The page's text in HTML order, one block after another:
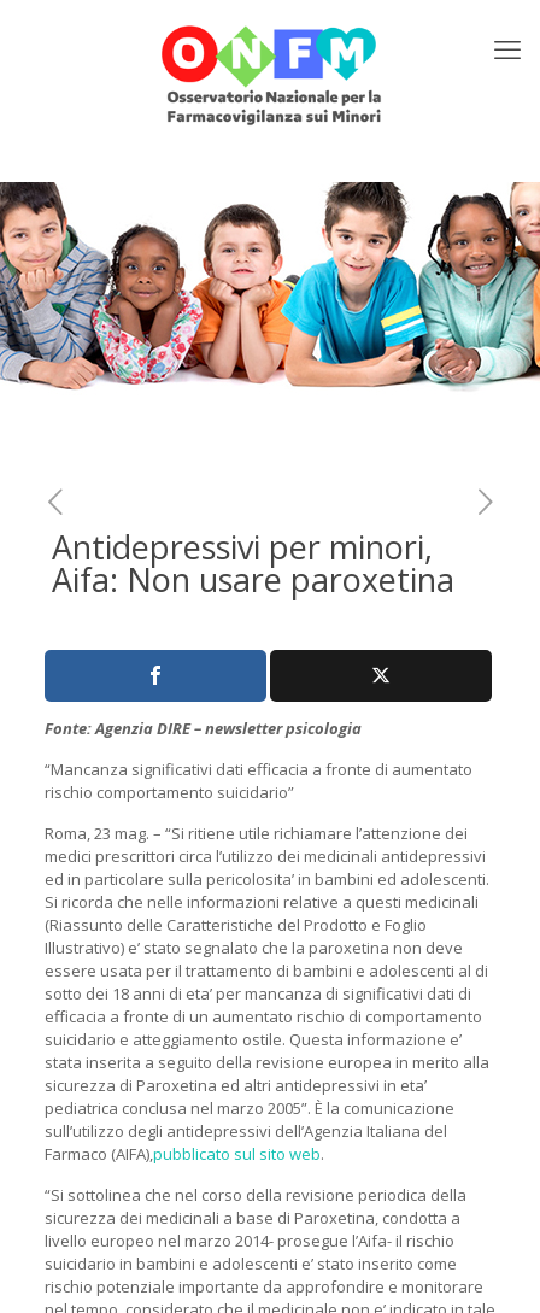
Antidepressivi per minori,
Aifa: Non usare paroxetina
Fonte: Agenzia DIRE – newsletter psicologia
“Mancanza significativi dati efficacia a fronte di aumentato
rischio comportamento suicidario”
Roma, 23 mag. – “Si ritiene utile richiamare l’attenzione dei
medici prescrittori circa l’utilizzo dei medicinali antidepressivi
ed in particolare sulla pericolosita’ in bambini ed adolescenti.
Si ricorda che nelle informazioni relative a questi medicinali
(Riassunto delle Caratteristiche del Prodotto e Foglio
Illustrativo) e’ stato segnalato che la paroxetina non deve
essere usata per il trattamento di bambini e adolescenti al di
sotto dei 18 anni di eta’ per mancanza di significativi dati di
efficacia a fronte di un aumentato rischio di comportamento
suicidario e atteggiamento ostile. Questa informazione e’
stata inserita a seguito della revisione europea in merito alla
sicurezza di Paroxetina ed altri antidepressivi in eta’
pediatrica conclusa nel marzo 2005”. È la comunicazione
sull’utilizzo degli antidepressivi dell’Agenzia Italiana del
Farmaco (AIFA),pubblicato sul sito web.
“Si sottolinea che nel corso della revisione periodica della
sicurezza dei medicinali a base di Paroxetina, condotta a
livello europeo nel marzo 2014- prosegue l’Aifa- il rischio
suicidario in bambini e adolescenti e’ stato inserito come
rischio potenziale importante da approfondire e monitorare